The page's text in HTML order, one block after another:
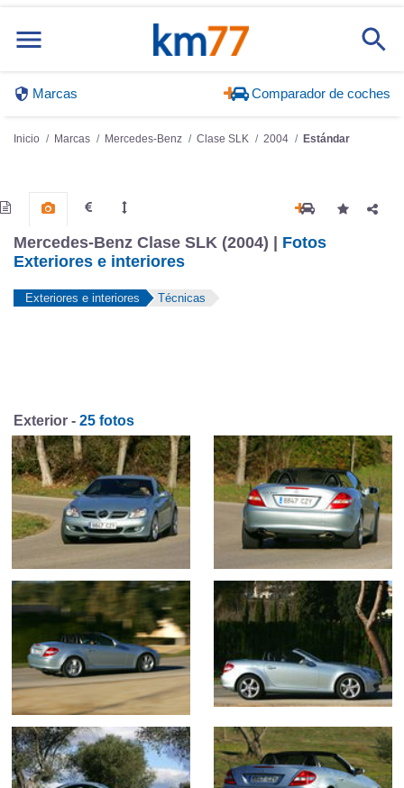
Marcas Comparador de coches
Inicio Marcas Mercedes-Benz Clase SLK 2004 Estándar
Mercedes-Benz Clase SLK (2004) | Fotos
Exteriores e interiores
Exteriores e interiores Técnicas
Exterior - 25 fotos